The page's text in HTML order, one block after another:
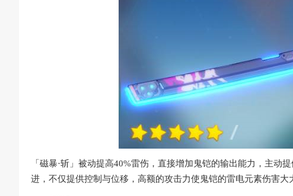
「磁暴·斩」被动提高40%雷伤，直接增加鬼铠的输出能力，主
进，不仅提供控制与位移，高额的攻击力使鬼铠的雷电元素伤害大